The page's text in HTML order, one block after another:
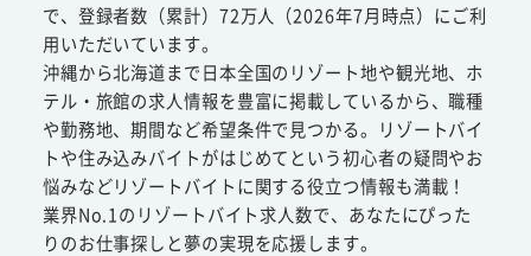
で、登録者数（累計）72万人（2026年7月時点）にご利
用いただいています。
沖縄から北海道まで日本全国のリゾート地や観光地、ホ
テル・旅館の求人情報を豊富に掲載しているから、職種
や勤務地、期間など希望条件で見つかる。リゾートバイ
トや住み込みバイトがはじめてという初心者の疑問やお
悩みなどリゾートバイトに関する役立つ情報も満載！
業界No.1のリゾートバイト求人数で、あなたにぴった
りのお仕事探しと夢の実現を応援します。